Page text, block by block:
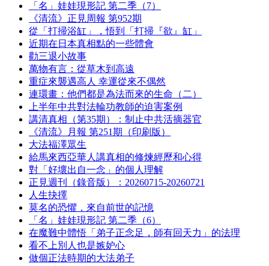
「名」娃娃現形記 第二季（7）
《清流》正見周報 第952期
從「打掃浴缸」，悟到「打掃『欲』缸」
近期在日本真相點的一些體會
勸三退小故事
萬物有言：從草木到高遠
重症來襲遇高人 幸運從來不偶然
連環畫：他們都是為法而來的生命（二）
上半年中共對法輪功教師的迫害案例
講清真相（第35期）：制止中共活摘器官
《清流》月報 第251期（印刷版）
大法福澤眾生
給馬來西亞華人講真相的修煉經歷和心得
對「好壞出自一念」的個人理解
正見週刊（錄音版）：20260715-20260721
人生抉擇
莫名的恐懼，來自前世的記憶
「名」娃娃現形記 第二季（6）
在魔難中體悟「弟子正念足，師有回天力」的法理
看不上別人也是嫉妒心
做個正法時期的大法弟子